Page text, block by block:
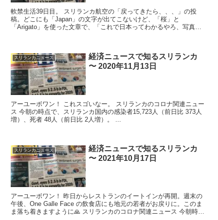
軟禁生活39日目。 スリランカ航空の「戻ってきたら、、、」の投
稿。どこにも「Japan」の文字が出てこないけど、「桜」と
「Arigato」を使った文章で、「これで日本ってわかるやろ、写真も
スリランカニュース
経済ニュースで知るスリランカ
〜 2020年11月13日
アーユーボワン！ これスゴいなー。 スリランカのコロナ関連ニュー
ス 今朝の時点で、スリランカ国内の感染者15,723人（前日比 373人
スリランカニュース
経済ニュースで知るスリランカ
〜 2021年10月17日
アーユーボワン！ 昨日からレストランのイートインが再開。週末の
午後、One Galle Face の飲食店にも地元の若者がお戻りに。このま
ま落ち着きますように🙏 スリランカのコロナ関連ニュース 今朝時